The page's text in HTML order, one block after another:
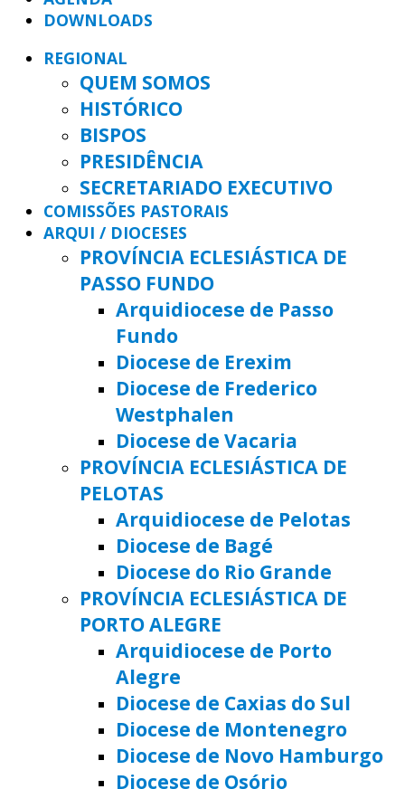
DOWNLOADS
REGIONAL
QUEM SOMOS
HISTÓRICO
BISPOS
PRESIDÊNCIA
SECRETARIADO EXECUTIVO
COMISSÕES PASTORAIS
ARQUI / DIOCESES
PROVÍNCIA ECLESIÁSTICA DE
PASSO FUNDO
Arquidiocese de Passo
Fundo
Diocese de Erexim
Diocese de Frederico
Westphalen
Diocese de Vacaria
PROVÍNCIA ECLESIÁSTICA DE
PELOTAS
Arquidiocese de Pelotas
Diocese de Bagé
Diocese do Rio Grande
PROVÍNCIA ECLESIÁSTICA DE
PORTO ALEGRE
Arquidiocese de Porto
Alegre
Diocese de Caxias do Sul
Diocese de Montenegro
Diocese de Novo Hamburgo
Diocese de Osório